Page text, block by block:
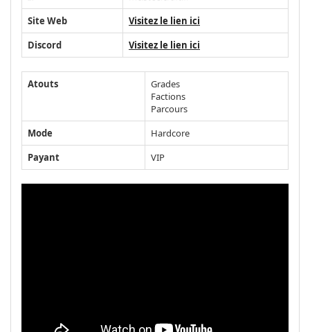
Site Web
Visitez le lien ici
Discord
Visitez le lien ici
Atouts
Grades
Factions
Parcours
Mode
Hardcore
Payant
VIP